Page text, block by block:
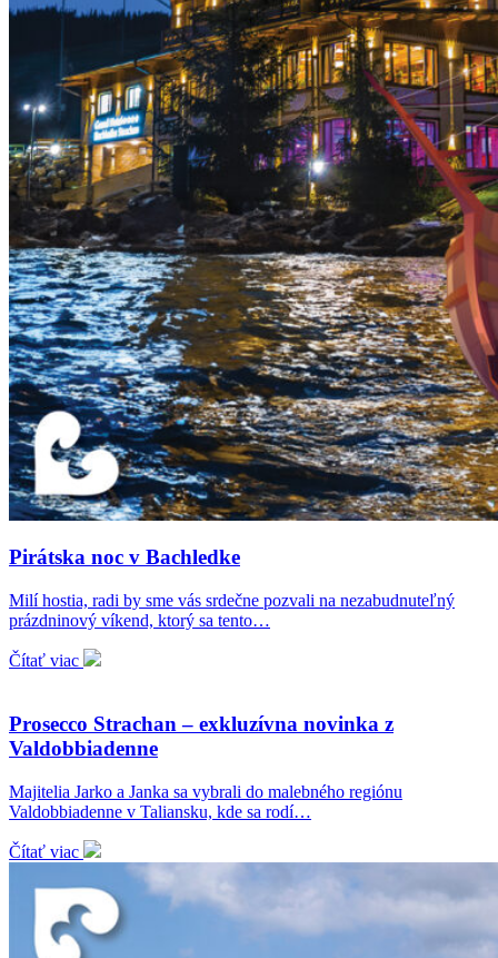
Pirátska noc v Bachledke
Milí hostia, radi by sme vás srdečne pozvali na nezabudnuteľný
prázdninový víkend, ktorý sa tento…
Čítať viac
Prosecco Strachan – exkluzívna novinka z
Valdobbiadenne
Majitelia Jarko a Janka sa vybrali do malebného regiónu
Valdobbiadenne v Taliansku, kde sa rodí…
Čítať viac